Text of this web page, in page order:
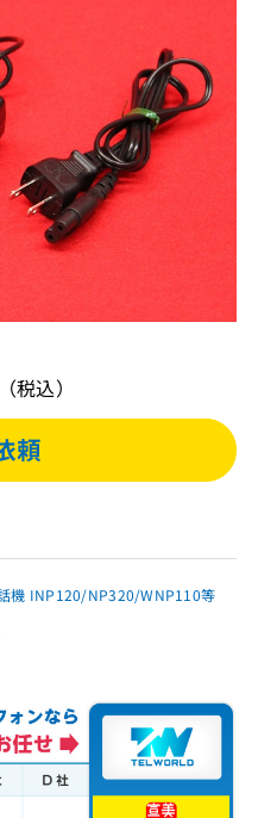
（税込）
機 INP120/NP320/WNP110等